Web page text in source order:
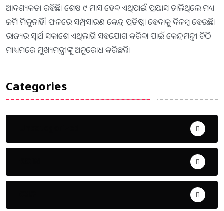
ଆବଶ୍ୟକତା ରହିଛି। ଶେଷ ୯ ମାସ ହେବ ଏଥିପାଇଁ ପ୍ରୟାସ ଚାଲିଥିଲେ ମଧ୍ୟ
ଜମି ମିଳୁନାହିଁ। ଫଳରେ ସମ୍ପ୍ରସାରଣ କେନ୍ଦ୍ର ପ୍ରତିଷ୍ଠା ହେବାକୁ ବିଳମ୍ବ ହେଉଛି।
ରାଜ୍ୟର ସ୍ବାର୍ଥ ସକାଶେ ଏଥିଲାଗି ସହଯୋଗ କରିବା ପାଇଁ କେନ୍ଦ୍ରମନ୍ତ୍ରୀ ଚିଠି
ମାଧ୍ୟମରେ ମୁଖ୍ୟମନ୍ତ୍ରୀଙ୍କୁ ଅନୁରୋଧ କରିଛନ୍ତି।
Categories